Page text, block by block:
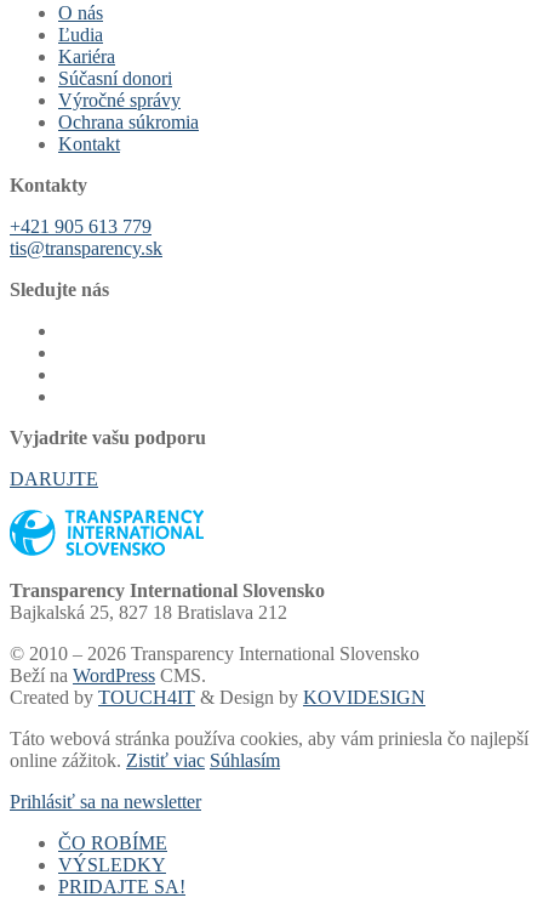
O nás
Ľudia
Kariéra
Súčasní donori
Výročné správy
Ochrana súkromia
Kontakt
Kontakty
+421 905 613 779
tis@transparency.sk
Sledujte nás
Vyjadrite vašu podporu
DARUJTE
Transparency International Slovensko
Bajkalská 25, 827 18 Bratislava 212
© 2010 – 2026 Transparency International Slovensko
Beží na WordPress CMS.
Created by TOUCH4IT & Design by KOVIDESIGN
Táto webová stránka používa cookies, aby vám priniesla čo najlepší
online zážitok. Zistiť viac Súhlasím
Prihlásiť sa na newsletter
ČO ROBÍME
Voľby a financovanie strán
Samospráva
VÝSLEDKY
Rebríčky a portály
PRIDAJTE SA!